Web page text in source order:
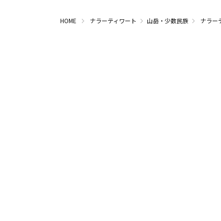
HOME ナラーティワート 山岳・少数民族 ナラー